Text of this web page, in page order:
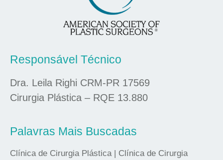
Responsável Técnico
Dra. Leila Righi CRM-PR 17569
Cirurgia Plástica – RQE 13.880
Palavras Mais Buscadas
Clínica de Cirurgia Plástica | Clínica de Cirurgia